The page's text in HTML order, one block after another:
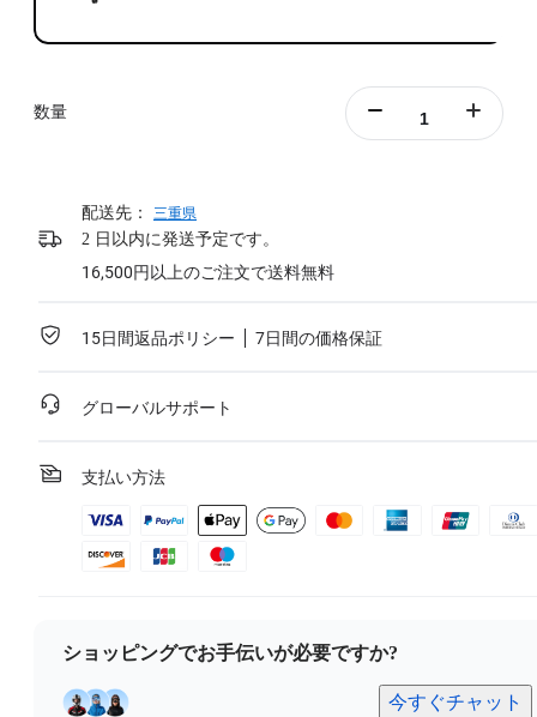
数量
配送先： 三重県
2 日以内に発送予定です。
16,500円以上のご注文で送料無料
15日間返品ポリシー 7日間の価格保証
グローバルサポート
支払い方法
ショッピングでお手伝いが必要ですか?
今すぐチャット